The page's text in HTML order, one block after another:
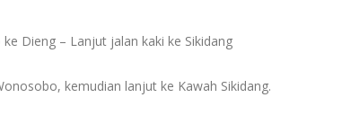
Dieng – Lanjut jalan kaki ke Sikidang
kemudian lanjut ke Kawah Sikidang.